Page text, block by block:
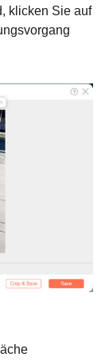
klicken Sie auf